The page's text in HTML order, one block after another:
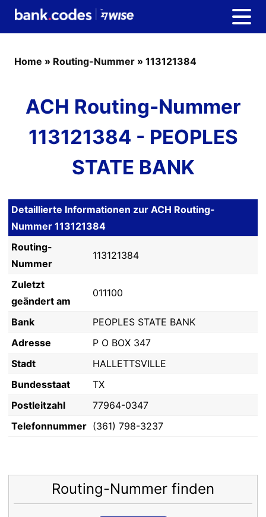
Home » Routing-Nummer » 113121384
ACH Routing-Nummer
113121384 - PEOPLES
STATE BANK
Detaillierte Informationen zur ACH Routing-
Nummer 113121384
Routing-
Nummer
113121384
Zuletzt
geändert am
011100
Bank
PEOPLES STATE BANK
Adresse
P O BOX 347
Stadt
HALLETTSVILLE
Bundesstaat
TX
Postleitzahl
77964-0347
Telefonnummer (361) 798-3237
Routing-Nummer finden